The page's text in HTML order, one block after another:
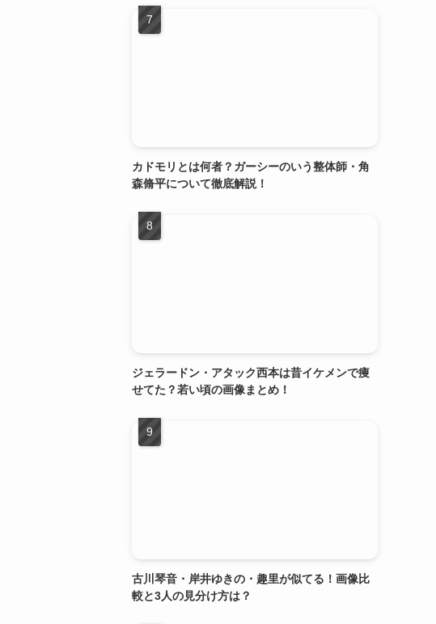
カドモリとは何者？ガーシーのいう整体師・角
森脩平について徹底解説！
ジェラードン・アタック西本は昔イケメンで痩
せてた？若い頃の画像まとめ！
古川琴音・岸井ゆきの・趣里が似てる！画像比
較と3人の見分け方は？